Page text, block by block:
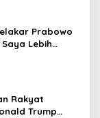
Prabowo
Lebih
Rakyat
Trump